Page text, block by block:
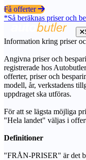
Få offerter
*Så beräknas priser och
Information kring priser
Angivna priser och
registrerade hos
offerter, priser och
modell, år, verkstadens
uppdraget ska utföras.
För att se lägsta möjliga
"Hela landet" väljas i
Definitioner
"FRÅN-PRISER" är det